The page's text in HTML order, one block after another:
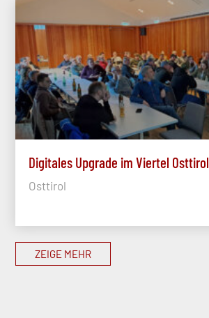
Digitales Upgrade im Viertel Osttirol
Osttirol
ZEIGE MEHR